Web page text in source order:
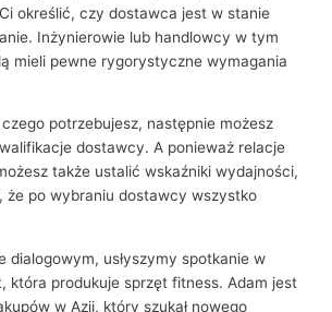
określić, czy dostawca jest w stanie
Inżynierowie lub handlowcy w tym
mieli pewne rygorystyczne wymagania
potrzebujesz, następnie możesz
dostawcy. A ponieważ relacje
także ustalić wskaźniki wydajności,
że po wybraniu dostawcy wszystko
dialogowym, usłyszymy spotkanie w
która produkuje sprzęt fitness. Adam jest
w Azji, który szukał nowego